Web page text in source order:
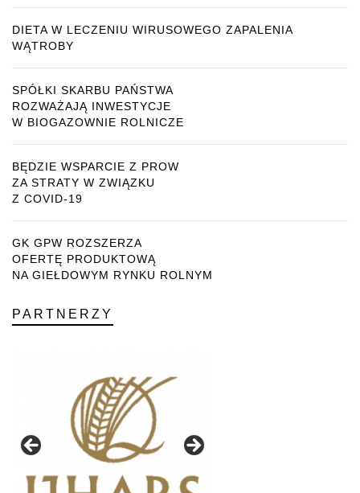
DIETA W LECZENIU WIRUSOWEGO ZAPALENIA
WĄTROBY
SPÓŁKI SKARBU PAŃSTWA
ROZWAŻAJĄ INWESTYCJE
W BIOGAZOWNIE ROLNICZE
BĘDZIE WSPARCIE Z PROW
ZA STRATY W ZWIĄZKU
Z COVID-19
GK GPW ROZSZERZA
OFERTĘ PRODUKTOWĄ
NA GIEŁDOWYM RYNKU ROLNYM
PARTNERZY